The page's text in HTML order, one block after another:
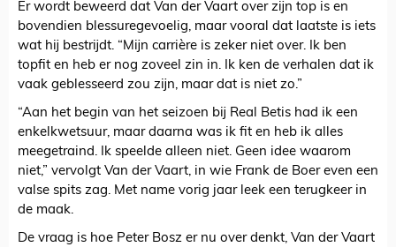
Er wordt beweerd dat Van der Vaart over zijn top is en
bovendien blessuregevoelig, maar vooral dat laatste is iets
wat hij bestrijdt. “Mijn carrière is zeker niet over. Ik ben
topfit en heb er nog zoveel zin in. Ik ken de verhalen dat ik
vaak geblesseerd zou zijn, maar dat is niet zo.”
“Aan het begin van het seizoen bij Real Betis had ik een
enkelkwetsuur, maar daarna was ik fit en heb ik alles
meegetraind. Ik speelde alleen niet. Geen idee waarom
niet,” vervolgt Van der Vaart, in wie Frank de Boer even een
valse spits zag. Met name vorig jaar leek een terugkeer in
de maak.
De vraag is hoe Peter Bosz er nu over denkt, Van der Vaart